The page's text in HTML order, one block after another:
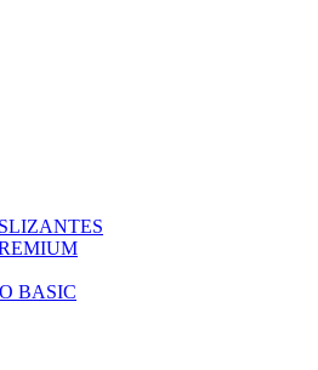
BASIC